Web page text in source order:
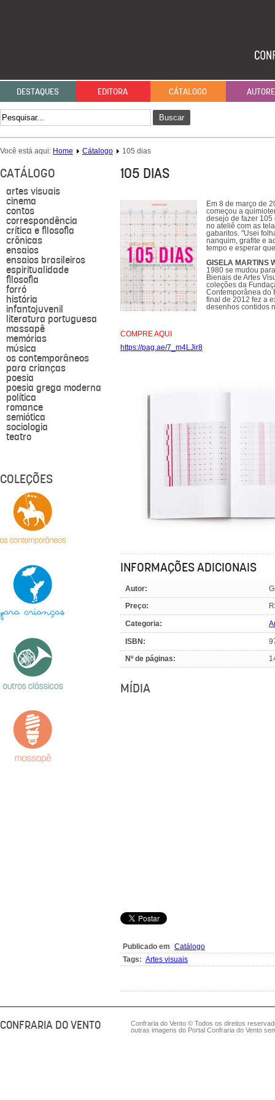
DESTAQUES EDITORA CÁTALOGO
Buscar
Você está aqui: Home Cátalogo 105 dias
CATÁLOGO
artes visuais
cinema
contos
correspondência
crítica e filosofia
crônicas
ensaios
ensaios brasileiros
espiritualidade
filosofia
forró
história
infantojuvenil
literatura portuguesa
massapê
memórias
música
os contemporâneos
para crianças
poesia
poesia grega moderna
política
romance
semiótica
sociologia
teatro
COLEÇÕES
105 DIAS
Em 8 de março de
começou a
desejo de fazer
no ateliê com as
gabaritos. "Usei
nanquim, grafite e
tempo e esperar
GISELA MARTINS
1980 se mudou
Bienais de Artes
coleções da
Contemporânea do
final de 2012 fez a
desenhos contidos
COMPRE AQUI
https://pag.ae/7_m4LJir8
INFORMAÇÕES ADICIONAIS
Autor:
Preço:
Categoria:
ISBN:
Nº de páginas:
MÍDIA
Publicado em Catálogo
Tags: Artes visuais
CONFRARIA DO VENTO
Confraria do Vento © Todos os direitos
outras imagens do Portal Confraria do Vento